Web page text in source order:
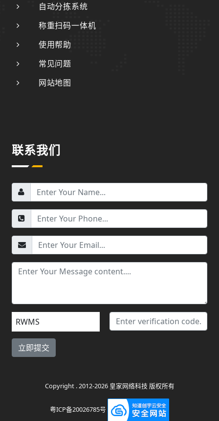
自动分拣系统
称重扫码一体机
使用帮助
常见问题
网站地图
联系我们
RWMS
Copyright . 2012-2026 皇家网络科技 版权所有
粤ICP备20026785号